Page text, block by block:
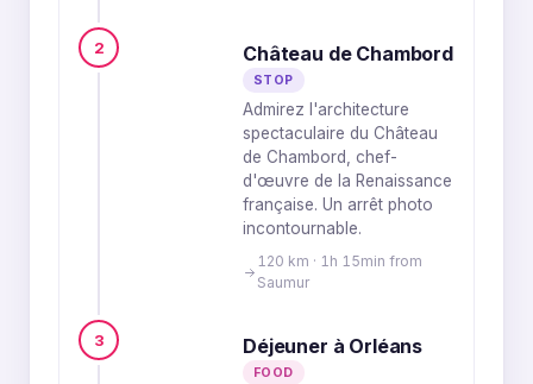
2 Château de Chambord
STOP
Admirez l'architecture
spectaculaire du Château
de Chambord, chef-
d'œuvre de la Renaissance
française. Un arrêt photo
incontournable.
120 km · 1h 15min from
Saumur
3 Déjeuner à Orléans
FOOD